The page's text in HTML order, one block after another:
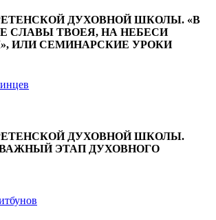
ДУХОВНОЙ ШКОЛЫ. «В
СЛАВЫ ТВОЕЯ, НА НЕБЕСИ
ИЛИ СЕМИНАРСКИЕ УРОКИ
ДУХОВНОЙ ШКОЛЫ.
ЭТАП ДУХОВНОГО